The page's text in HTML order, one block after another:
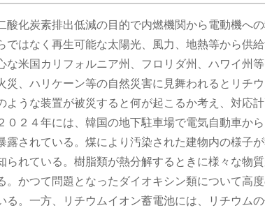
酸化炭素排出低減の目的で内燃機関から電動機へ
ではなく再生可能な太陽光、風力、地熱等から供
な米国カリフォルニア州、フロリダ州、ハワイ州
災、ハリケーン等の自然災害に見舞われるとリチ
ような装置が被災すると何が起こるか考え、対応
０２４年には、韓国の地下駐車場で電気自動車か
露されている。煤により汚染された建物内の様子
られている。樹脂類が熱分解するときに様々な物
。かつて問題となったダイオキシン類について高
る。一方、リチウムイオン蓄電池には、リチウム